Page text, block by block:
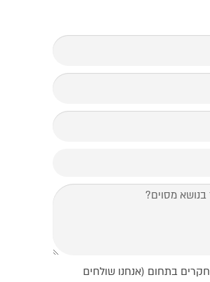
בתחום (אנחנו שולחים